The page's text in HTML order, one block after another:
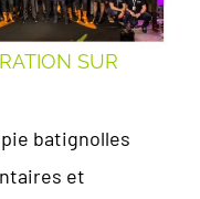
SUR
batignolles
et